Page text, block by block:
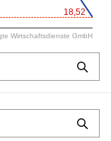
18,52
Wirtschaftsdienste GmbH